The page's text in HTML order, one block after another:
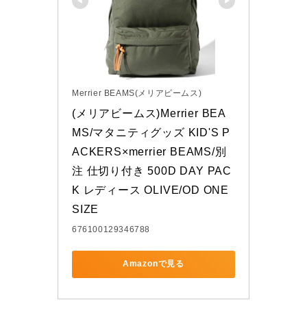
Merrier BEAMS(メリアビームス)
(メリアビームス)Merrier BEA
MS/マタニティグッズ KID'S P
ACKERS×merrier BEAMS/別
注 仕切り付き 500D DAY PAC
K レディース OLIVE/OD ONE
SIZE
676100129346788
Amazonで見る